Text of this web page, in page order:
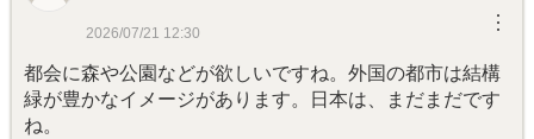
2026/07/21 12:30 ︙
都会に森や公園などが欲しいですね。外国の都市は結構
緑が豊かなイメージがあります。日本は、まだまだです
ね。